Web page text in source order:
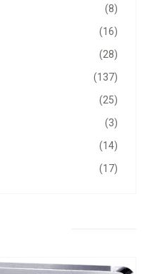
(8)
(16)
(28)
(137)
(25)
(3)
(14)
(17)